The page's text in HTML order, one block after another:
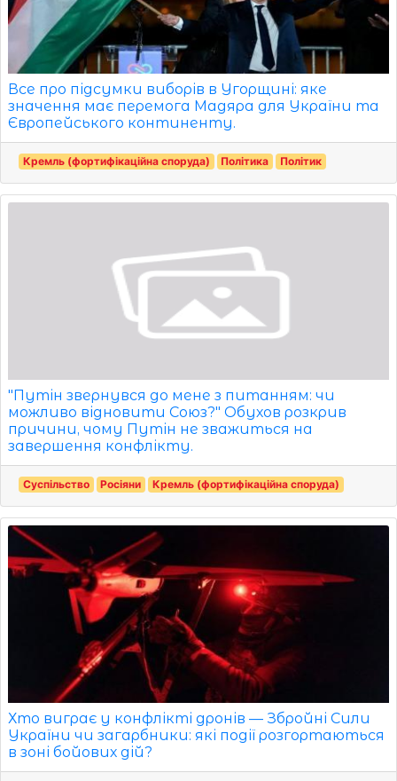
Все про підсумки виборів в Угорщині: яке
значення має перемога Мадяра для України та
Європейського континенту.
Кремль (фортифікаційна споруда) Політика Політик
"Путін звернувся до мене з питанням: чи
можливо відновити Союз?" Обухов розкрив
причини, чому Путін не зважиться на
завершення конфлікту.
Суспільство Росіяни Кремль (фортифікаційна споруда)
Хто виграє у конфлікті дронів — Збройні Сили
України чи загарбники: які події розгортаються
в зоні бойових дій?